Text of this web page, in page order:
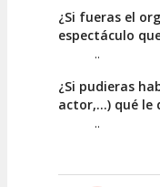
Espectáculo
¿Si fueras el
espectáculo
..
¿Si pudieras
actor,...) qué le
..